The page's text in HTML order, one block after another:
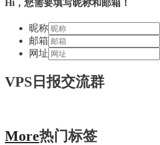
Hi，您需要填写昵称和邮箱！
昵称
邮箱
网址
VPS日报交流群
More热门标签